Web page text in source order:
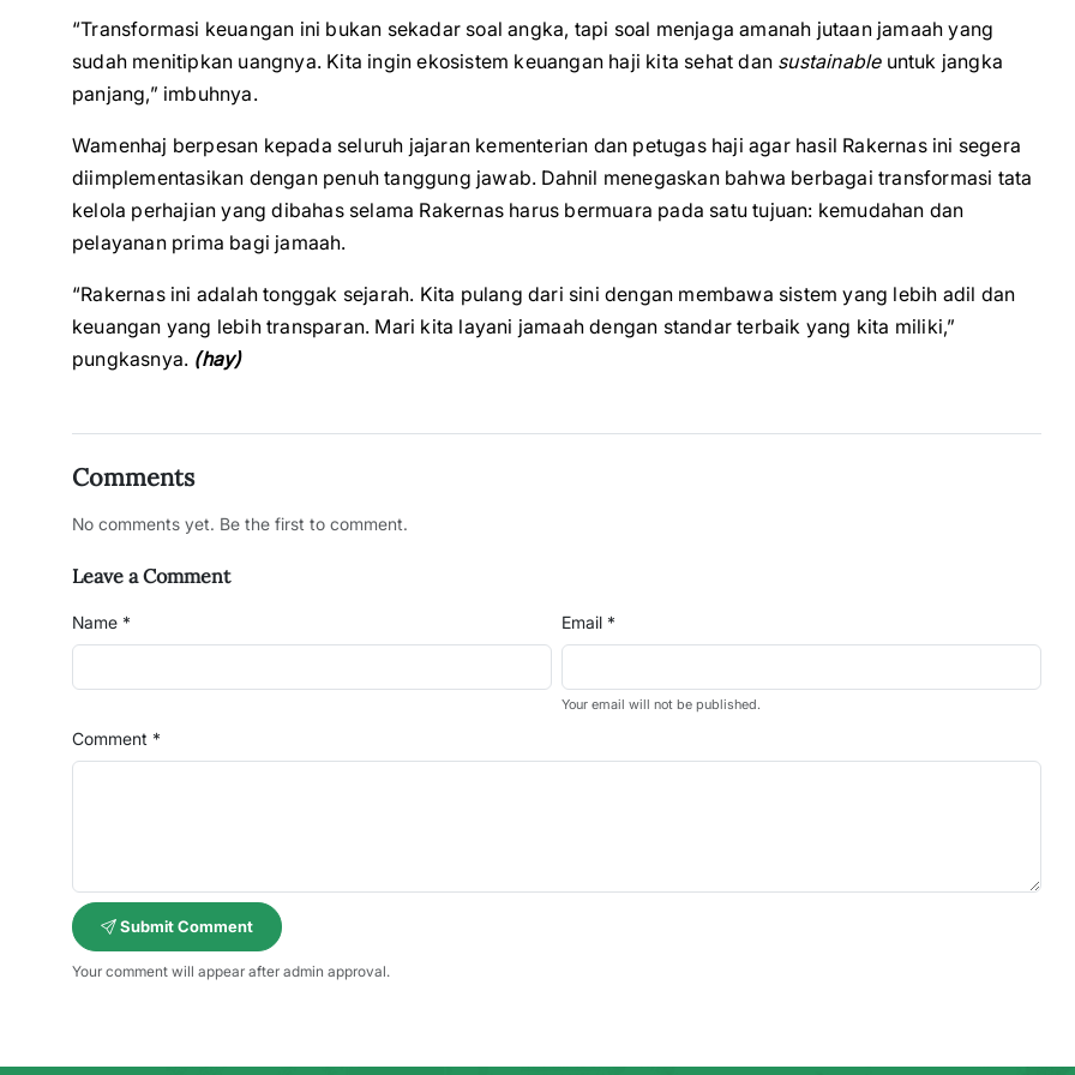
“Transformasi keuangan ini bukan sekadar soal angka, tapi soal menjaga amanah jutaan jamaah yang
sudah menitipkan uangnya. Kita ingin ekosistem keuangan haji kita sehat dan sustainableuntuk jangka
panjang,” imbuhnya.
Wamenhaj berpesan kepada seluruh jajaran kementerian dan petugas haji agar hasil Rakernas ini segera
diimplementasikan dengan penuh tanggung jawab. Dahnil menegaskan bahwa berbagai transformasi tata
kelola perhajian yang dibahas selama Rakernas harus bermuara pada satu tujuan: kemudahan dan
pelayanan prima bagi jamaah.
“Rakernas ini adalah tonggak sejarah. Kita pulang dari sini dengan membawa sistem yang lebih adil dan
keuangan yang lebih transparan. Mari kita layani jamaah dengan standar terbaik yang kita miliki,”
pungkasnya. (hay)
Comments
No comments yet. Be the first to comment.
Leave a Comment
Name * Email *
Your email will not be published.
Comment *
Submit Comment
Your comment will appear after admin approval.